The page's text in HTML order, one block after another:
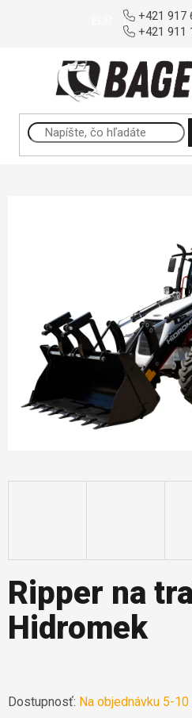
+421 917
+421 911
Ripper na
Hidromek
Dostupnosť: Na objednávku 5-10